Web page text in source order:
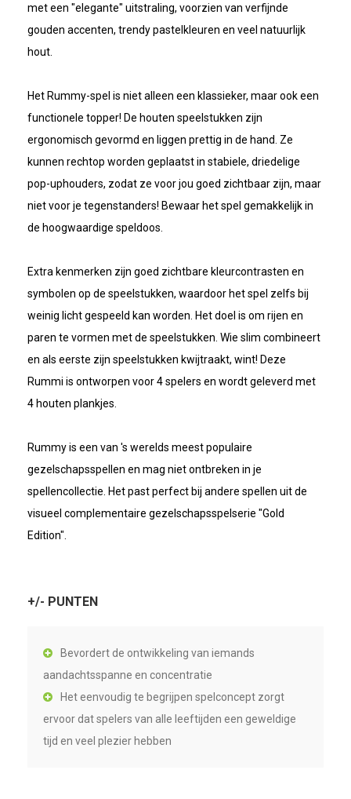
met een "elegante" uitstraling, voorzien van verfijnde
gouden accenten, trendy pastelkleuren en veel natuurlijk
hout.
Het Rummy-spel is niet alleen een klassieker, maar ook een
functionele topper! De houten speelstukken zijn
ergonomisch gevormd en liggen prettig in de hand. Ze
kunnen rechtop worden geplaatst in stabiele, driedelige
pop-uphouders, zodat ze voor jou goed zichtbaar zijn, maar
niet voor je tegenstanders! Bewaar het spel gemakkelijk in
de hoogwaardige speldoos.
Extra kenmerken zijn goed zichtbare kleurcontrasten en
symbolen op de speelstukken, waardoor het spel zelfs bij
weinig licht gespeeld kan worden. Het doel is om rijen en
paren te vormen met de speelstukken. Wie slim combineert
en als eerste zijn speelstukken kwijtraakt, wint! Deze
Rummi is ontworpen voor 4 spelers en wordt geleverd met
4 houten plankjes.
Rummy is een van 's werelds meest populaire
gezelschapsspellen en mag niet ontbreken in je
spellencollectie. Het past perfect bij andere spellen uit de
visueel complementaire gezelschapsspelserie "Gold
Edition".
+/- PUNTEN
Bevordert de ontwikkeling van iemands
aandachtsspanne en concentratie
Het eenvoudig te begrijpen spelconcept zorgt
ervoor dat spelers van alle leeftijden een geweldige
tijd en veel plezier hebben